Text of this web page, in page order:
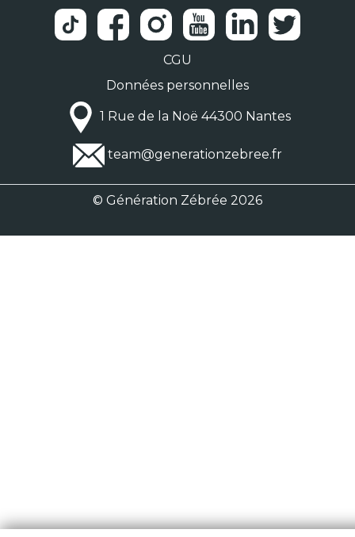
CGU
Données personnelles
1 Rue de la Noë 44300 Nantes
team@generationzebree.fr
© Génération Zébrée 2026